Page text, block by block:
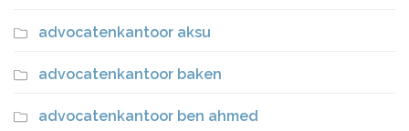
advocatenkantoor aksu
advocatenkantoor baken
advocatenkantoor ben ahmed